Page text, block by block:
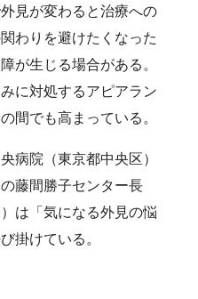
見が変わると治療への
わりを避けたくなった
が生じる場合がある。
に対処するアピアラン
間でも高まっている。
病院（東京都中央区）
藤間勝子センター長
は「気になる外見の悩
掛けている。